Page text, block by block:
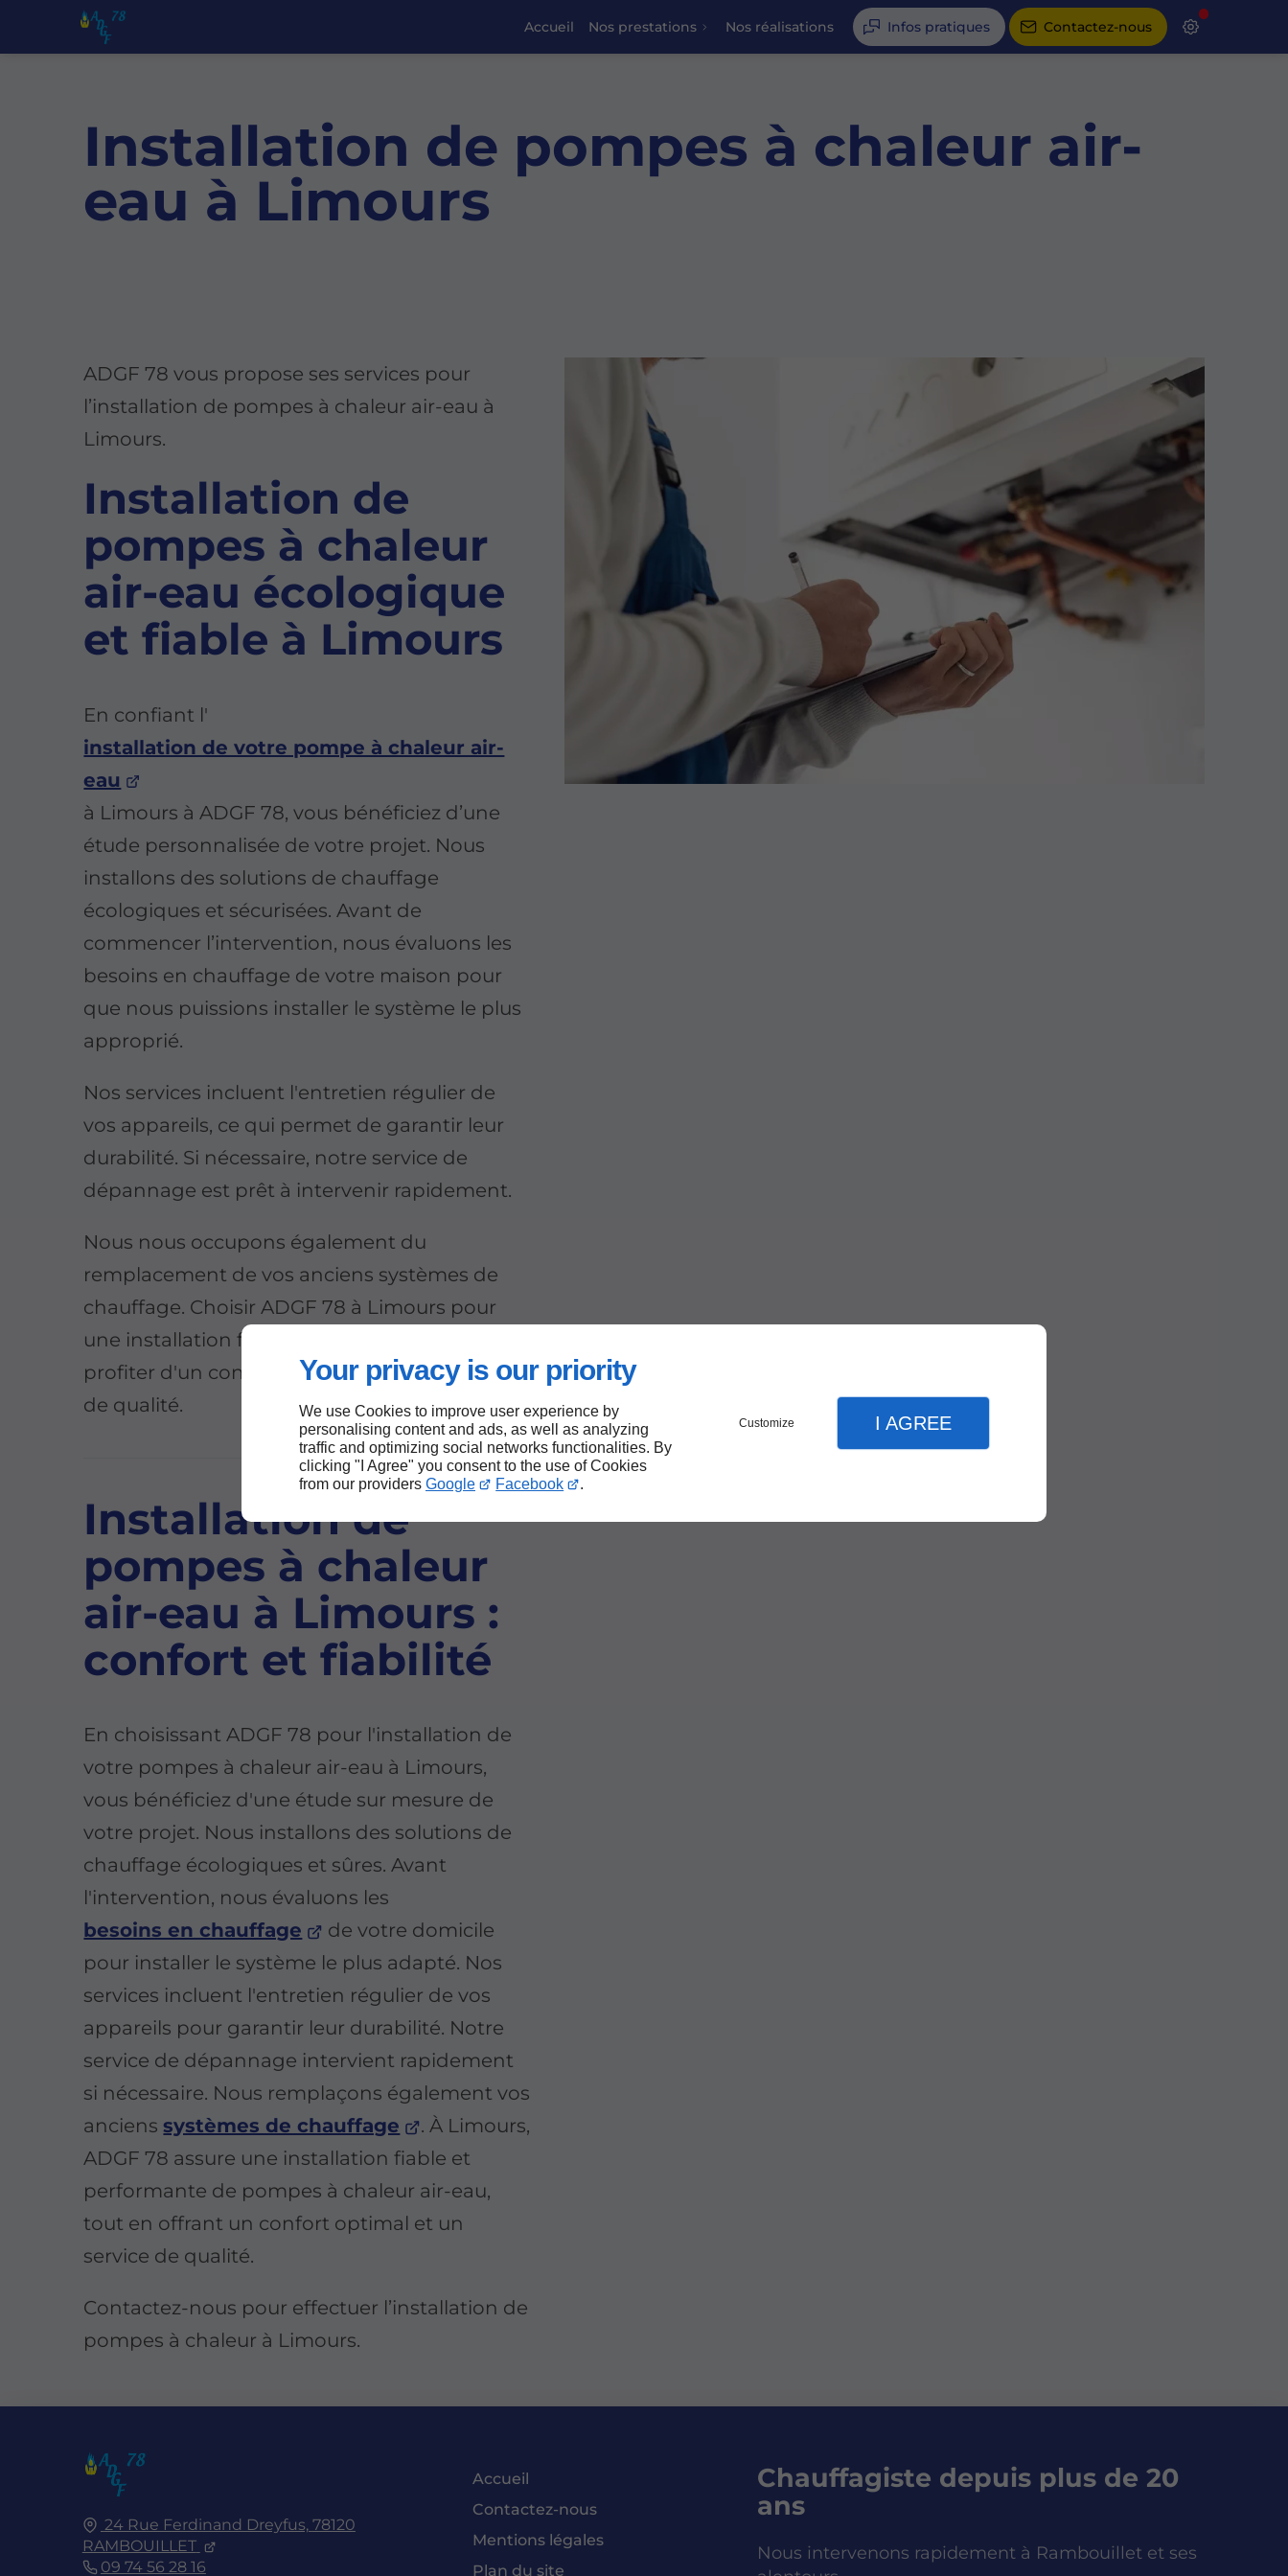
Your privacy is our priority
We use Cookies to improve user experience by
personalising content and ads, as well as analyzing
traffic and optimizing social networks functionalities. By
clicking "I Agree" you consent to the use of Cookies
from our providers Google Facebook .
Customize I AGREE
Accueil Nos prestations Nos réalisations Infos pratiques Contactez-nous
Installation de pompes à chaleur air-
eau à Limours
ADGF 78 vous propose ses services pour
l’installation de pompes à chaleur air-eau à
Limours.
Installation de
pompes à chaleur
air-eau écologique
et fiable à Limours
En confiant l'
installation de votre pompe à chaleur air-
eau
à Limours à ADGF 78, vous bénéficiez d’une
étude personnalisée de votre projet. Nous
installons des solutions de chauffage
écologiques et sécurisées. Avant de
commencer l’intervention, nous évaluons les
besoins en chauffage de votre maison pour
que nous puissions installer le système le plus
approprié.
Nos services incluent l'entretien régulier de
vos appareils, ce qui permet de garantir leur
durabilité. Si nécessaire, notre service de
dépannage est prêt à intervenir rapidement.
Nous nous occupons également du
remplacement de vos anciens systèmes de
chauffage. Choisir ADGF 78 à Limours pour
une installation fiable et performante, c’est
profiter d'un confort optimal et d'un service
de qualité.
Installation de
pompes à chaleur
air-eau à Limours :
confort et fiabilité
En choisissant ADGF 78 pour l'installation de
votre pompes à chaleur air-eau à Limours,
vous bénéficiez d'une étude sur mesure de
votre projet. Nous installons des solutions de
chauffage écologiques et sûres. Avant
l'intervention, nous évaluons les
besoins en chauffage
de votre domicile
pour installer le système le plus adapté. Nos
services incluent l'entretien régulier de vos
appareils pour garantir leur durabilité. Notre
service de dépannage intervient rapidement
si nécessaire. Nous remplaçons également vos
ancienssystèmes de chauffage
. À Limours,
ADGF 78 assure une installation fiable et
performante de pompes à chaleur air-eau,
tout en offrant un confort optimal et un
service de qualité.
Contactez-nous pour effectuer l’installation de
pompes à chaleur à Limours.
24 Rue Ferdinand Dreyfus, 78120
RAMBOUILLET
09 74 56 28 16
Accueil
Contactez-nous
Mentions légales
Plan du site
Chauffagiste depuis plus de 20
ans
Nous intervenons rapidement à Rambouillet et ses